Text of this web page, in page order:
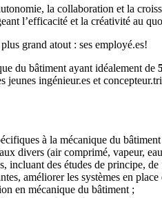
la collaboration et la
l’efficacité et la créativité au
grand atout : ses employé.es!
du bâtiment ayant idéalement de
jeunes ingénieur.es et
à la mécanique du
divers (air comprimé, vapeur,
incluant des études de principe,
améliorer les systèmes en
en mécanique du bâtiment ;